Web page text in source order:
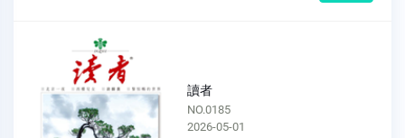
讀者
NO.0185
2026-05-01